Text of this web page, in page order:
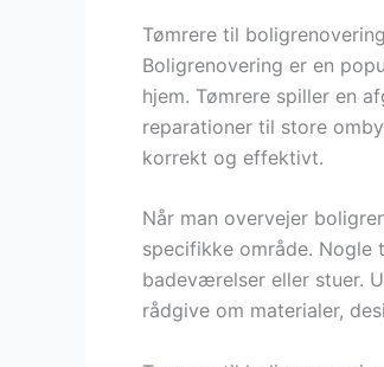
Tømrere til
Boligrenovering er en
hjem. Tømrere spiller en
reparationer til store
korrekt og effektivt.
Når man overvejer
specifikke område. Nogle
badeværelser eller stuer.
rådgive om materialer,